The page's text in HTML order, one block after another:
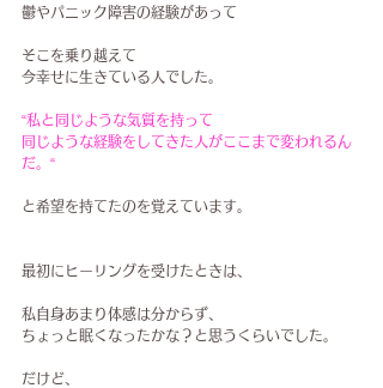
鬱やパニック障害の経験があって
そこを乗り越えて
今幸せに生きている人でした。
“私と同じような気質を持って
同じような経験をしてきた人がここまで変われるん
だ。“
と希望を持てたのを覚えています。
最初にヒーリングを受けたときは、
私自身あまり体感は分からず、
ちょっと眠くなったかな？と思うくらいでした。
だけど、